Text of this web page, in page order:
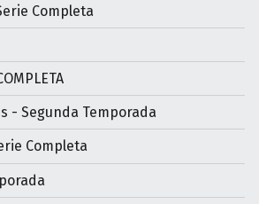
Completa
- Segunda Temporada
Completa